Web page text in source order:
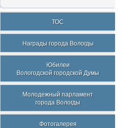
ТОС
Награды города Вологды
Юбилеи
Вологодской городской Думы
Молодежный парламент
города Вологды
Фотогалерея